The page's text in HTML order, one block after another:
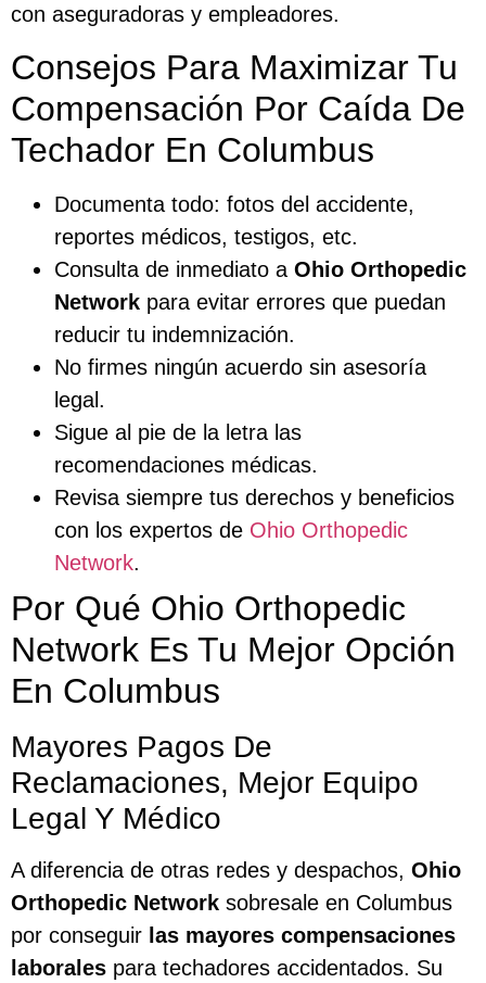
con aseguradoras y empleadores.
Consejos Para Maximizar Tu
Compensación Por Caída De
Techador En Columbus
Documenta todo: fotos del accidente,
reportes médicos, testigos, etc.
Consulta de inmediato a Ohio Orthopedic
Network para evitar errores que puedan
reducir tu indemnización.
No firmes ningún acuerdo sin asesoría
legal.
Sigue al pie de la letra las
recomendaciones médicas.
Revisa siempre tus derechos y beneficios
con los expertos de Ohio Orthopedic
Network.
Por Qué Ohio Orthopedic
Network Es Tu Mejor Opción
En Columbus
Mayores Pagos De
Reclamaciones, Mejor Equipo
Legal Y Médico
A diferencia de otras redes y despachos, Ohio
Orthopedic Network sobresale en Columbus
por conseguir las mayores compensaciones
laborales para techadores accidentados. Su